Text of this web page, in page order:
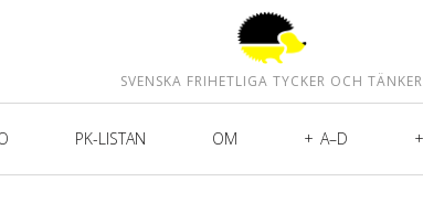
SVENSKA FRIHETLIGA TYCKER OCH TÄNKER
PK-LISTAN OM A–D